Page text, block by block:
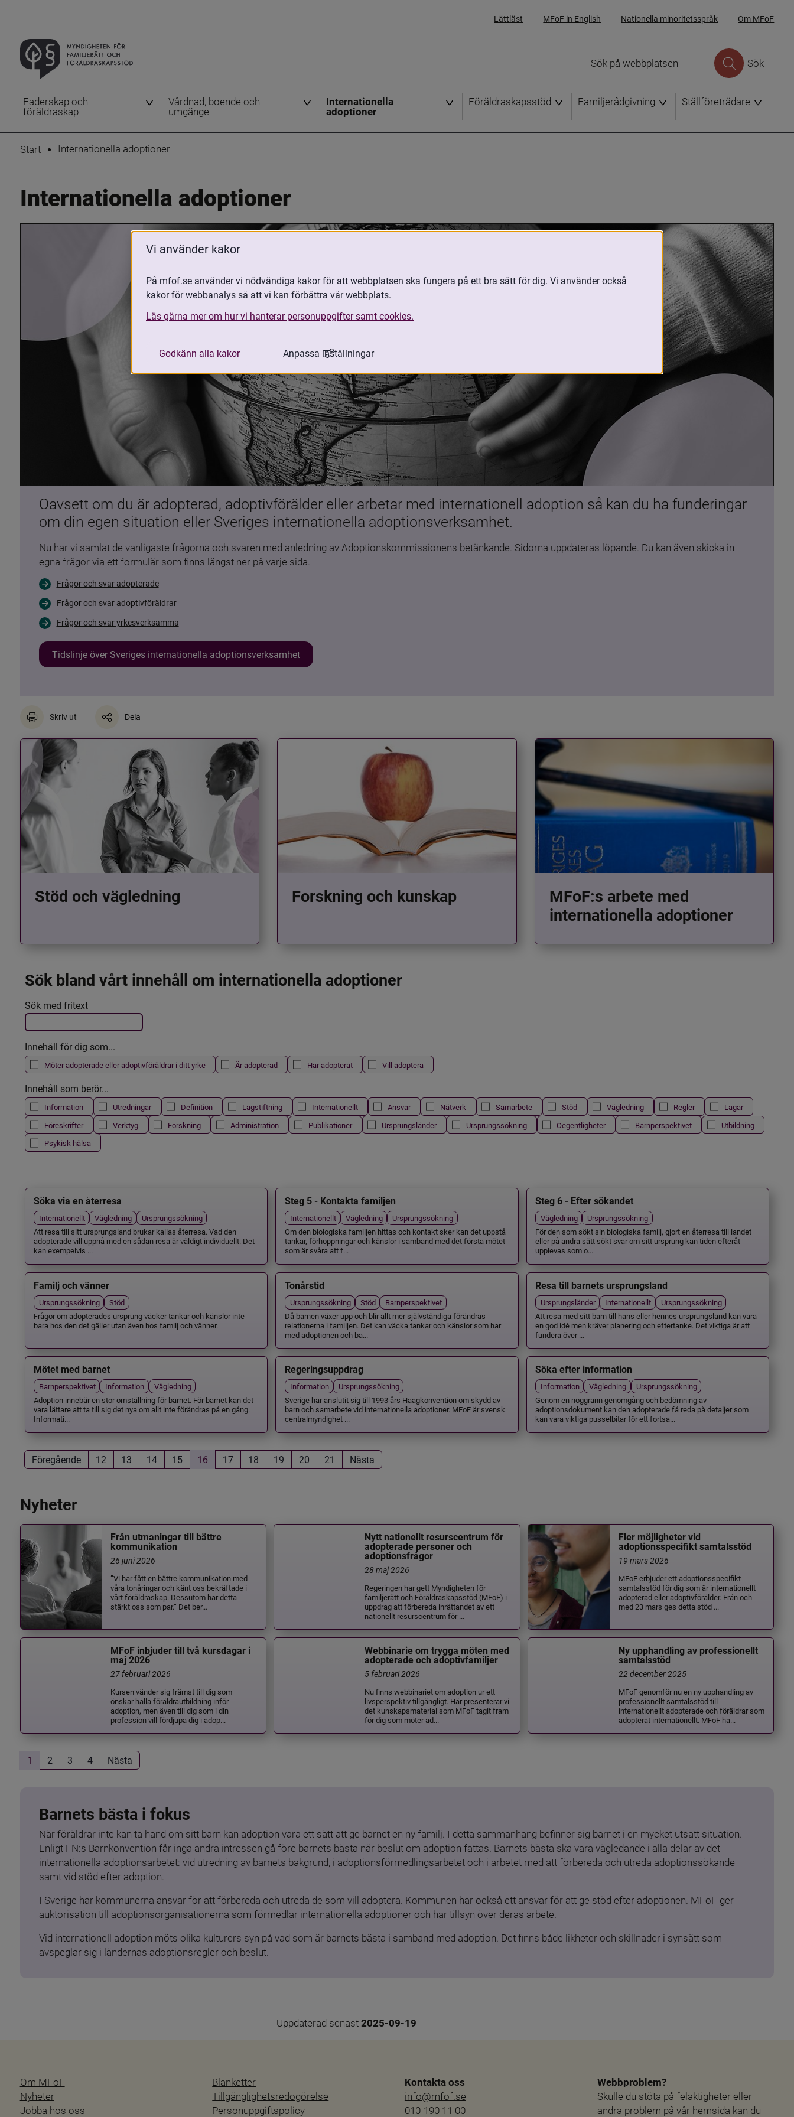
Lättläst MFoF in English Nationella minoritetsspråk Om MFoF
Sök
Faderskap och
föräldraskap
Vårdnad, boende och
umgänge
Internationella
adoptioner
Föräldraskapsstöd Familjerådgivning Ställföreträdare
Start Internationella adoptioner
Internationella adoptioner
Oavsett om du är adopterad, adoptivförälder eller arbetar med internationell adoption så kan du ha funderingar
om din egen situation eller Sveriges internationella adoptionsverksamhet.
Nu har vi samlat de vanligaste frågorna och svaren med anledning av Adoptionskommissionens betänkande. Sidorna uppdateras löpande. Du kan även skicka in
egna frågor via ett formulär som finns längst ner på varje sida.
Frågor och svar adopterade
Frågor och svar adoptivföräldrar
Frågor och svar yrkesverksamma
Tidslinje över Sveriges internationella adoptionsverksamhet
Skriv ut Dela
Stöd och vägledning Forskning och kunskap
MFoF:s arbete med
internationella adoptioner
Sök bland vårt innehåll om internationella adoptioner
Filtrera resultatet
Det här formuläret postas automatiskt
Sök med fritext
Innehåll för dig som...
Möter adopterade eller adoptivföräldrar i ditt yrke Är adopterad Har adopterat Vill adoptera
Innehåll som berör...
Information Utredningar Definition Lagstiftning Internationellt Ansvar Nätverk Samarbete Stöd Vägledning Regler
Lagar
Föreskrifter
Verktyg Forskning Administration Publikationer Ursprungsländer Ursprungssökning Oegentligheter Barnperspektivet
Utbildning
Psykisk hälsa
Söka via en återresa
Internationellt Vägledning
Ursprungssökning
Att resa till sitt ursprungsland brukar kallas återresa. Vad den
adopterade vill uppnå med en sådan resa är väldigt individuellt. Det
kan exempelvis ...
Steg 5 - Kontakta familjen
Internationellt Vägledning
Ursprungssökning
Om den biologiska familjen hittas och kontakt sker kan det uppstå
tankar, förhoppningar och känslor i samband med det första mötet
som är svåra att f...
Steg 6 - Efter sökandet
Vägledning
Ursprungssökning
För den som sökt sin biologiska familj, gjort en återresa till landet
eller på andra sätt sökt svar om sitt ursprung kan tiden efteråt
upplevas som o...
Familj och vänner
Ursprungssökning
Stöd
Frågor om adopterades ursprung väcker tankar och känslor inte
bara hos den det gäller utan även hos familj och vänner.
Tonårstid
Ursprungssökning Stöd
Barnperspektivet
Då barnen växer upp och blir allt mer självständiga förändras
relationerna i familjen. Det kan väcka tankar och känslor som har
med adoptionen och ba...
Resa till barnets ursprungsland
Ursprungsländer Internationellt
Ursprungssökning
Att resa med sitt barn till hans eller hennes ursprungsland kan vara
en god idé men kräver planering och eftertanke. Det viktiga är att
fundera över ...
Mötet med barnet
Barnperspektivet Information
Vägledning
Adoption innebär en stor omställning för barnet. För barnet kan det
vara lättare att ta till sig det nya om allt inte förändras på en gång.
Informati...
Regeringsuppdrag
Information
Ursprungssökning
Sverige har anslutit sig till 1993 års Haagkonvention om skydd av
barn och samarbete vid internationella adoptioner. MFoF är svensk
centralmyndighet ...
Söka efter information
Information Vägledning
Ursprungssökning
Genom en noggrann genomgång och bedömning av
adoptionsdokument kan den adopterade få reda på detaljer som
kan vara viktiga pusselbitar för ett fortsa...
Föregående 12 13 14 15 16 17 18 19 20 21 Nästa
Nyheter
Från utmaningar till bättre
kommunikation
26 juni 2026
”Vi har fått en bättre kommunikation med
våra tonåringar och känt oss bekräftade i
vårt föräldraskap. Dessutom har detta
stärkt oss som par.” Det ber...
Nytt nationellt resurscentrum för
adopterade personer och
adoptionsfrågor
28 maj 2026
Regeringen har gett Myndigheten för
familjerätt och Föräldraskapsstöd (MFoF) i
uppdrag att förbereda inrättandet av ett
nationellt resurscentrum för ...
Fler möjligheter vid
adoptionsspecifikt samtalsstöd
19 mars 2026
MFoF erbjuder ett adoptionsspecifikt
samtalsstöd för dig som är internationellt
adopterad eller adoptivförälder. Från och
med 23 mars ges detta stöd ...
MFoF inbjuder till två kursdagar i
maj 2026
27 februari 2026
Kursen vänder sig främst till dig som
önskar hålla föräldrautbildning inför
adoption, men även till dig som i din
profession vill fördjupa dig i adop...
Webbinarie om trygga möten med
adopterade och adoptivfamiljer
5 februari 2026
Nu finns webbinariet om adoption ur ett
livsperspektiv tillgängligt. Här presenterar vi
det kunskapsmaterial som MFoF tagit fram
för dig som möter ad...
Ny upphandling av professionellt
samtalsstöd
22 december 2025
MFoF genomför nu en ny upphandling av
professionellt samtalsstöd till
internationellt adopterade och föräldrar som
adopterat internationellt. MFoF ha...
1 2 3 4 Nästa
Barnets bästa i fokus
När föräldrar inte kan ta hand om sitt barn kan adoption vara ett sätt att ge barnet en ny familj. I detta sammanhang befinner sig barnet i en mycket utsatt situation.
Enligt FN:s Barnkonvention får inga andra intressen gå före barnets bästa när beslut om adoption fattas. Barnets bästa ska vara vägledande i alla delar av det
internationella adoptionsarbetet: vid utredning av barnets bakgrund, i adoptionsförmedlingsarbetet och i arbetet med att förbereda och utreda adoptionssökande
samt vid stöd efter adoption.
I Sverige har kommunerna ansvar för att förbereda och utreda de som vill adoptera. Kommunen har också ett ansvar för att ge stöd efter adoptionen. MFoF ger
auktorisation till adoptionsorganisationerna som förmedlar internationella adoptioner och har tillsyn över deras arbete.
Vid internationell adoption möts olika kulturers syn på vad som är barnets bästa i samband med adoption. Det finns både likheter och skillnader i synsätt som
avspeglar sig i ländernas adoptionsregler och beslut.
Uppdaterad senast 2025-09-19
Om MFoF
Nyheter
Jobba hos oss
Blanketter
Tillgänglighetsredogörelse
Personuppgiftspolicy
Kontakta oss
info@mfof.se
010-190 11 00
Webbproblem?
Skulle du stöta på felaktigheter eller
andra problem på vår hemsida kan du
Vi använder kakor
På mfof.se använder vi nödvändiga kakor för att webbplatsen ska fungera på ett bra sätt för dig. Vi använder också
kakor för webbanalys så att vi kan förbättra vår webbplats.
Läs gärna mer om hur vi hanterar personuppgifter samt cookies.
Godkänn alla kakor Anpassa inställningar